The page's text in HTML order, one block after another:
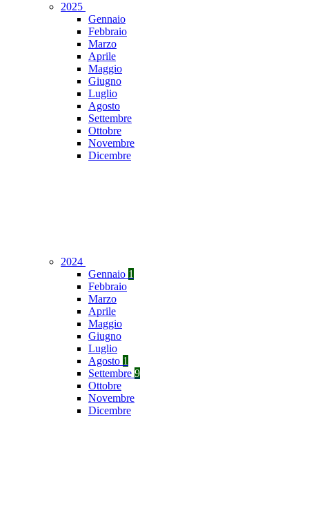
2025
Gennaio
Febbraio
Marzo
Aprile
Maggio
Giugno
Luglio
Agosto
Settembre
Ottobre
Novembre
Dicembre
2024
Gennaio 1
Febbraio
Marzo
Aprile
Maggio
Giugno
Luglio
Agosto 1
Settembre 9
Ottobre
Novembre
Dicembre